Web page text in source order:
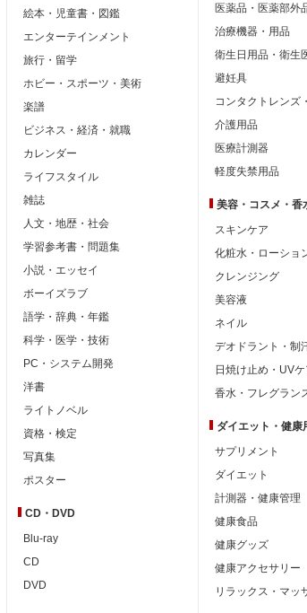
絵本・児童書・図鑑
エンターテインメント
旅行・留学
ホビー・スポーツ・美術
楽譜
ビジネス・経済・就職
カレンダー
ライフスタイル
雑誌
人文・地歴・社会
学習参考書・問題集
小説・エッセイ
ボーイズラブ
語学・辞典・年鑑
科学・医学・技術
PC・システム開発
洋書
ライトノベル
資格・検定
写真集
ポスター
CD・DVD
Blu-ray
CD
DVD
医薬品・医薬部外
治療機器・用品
衛生日用品・衛生
避妊具
コンタクトレンズ
介護用品
医療計測器
軽度失禁用品
美容・コスメ・香
スキンケア
化粧水・ローショ
クレンジング
美容液
ネイル
デオドラント・制
日焼け止め・UVケ
香水・フレグラン
ダイエット・ 健康
サプリメント
ダイエット
計測器・健康管理
健康食品
健康グッズ
健康アクセサリー
リラックス・マッ